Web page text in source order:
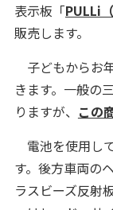
表示板「PULLi
販売します。
子どもからお
きます。一般の
りますが、 この
電池を使用し
す。後方車両の
ラスビーズ反射